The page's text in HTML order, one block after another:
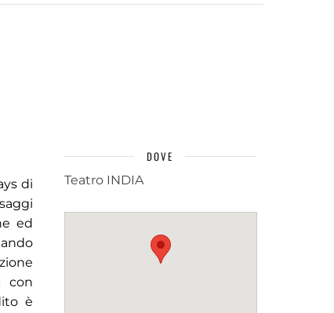
di
ed
con
è
DOVE
Teatro INDIA